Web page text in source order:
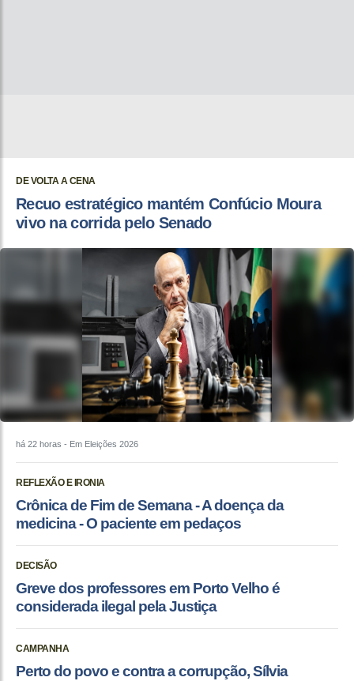
DE VOLTA A CENA
Recuo estratégico mantém Confúcio Moura
vivo na corrida pelo Senado
há 22 horas - Em Eleições 2026
REFLEXÃO E IRONIA
Crônica de Fim de Semana - A doença da
medicina - O paciente em pedaços
DECISÃO
Greve dos professores em Porto Velho é
considerada ilegal pela Justiça
CAMPANHA
Perto do povo e contra a corrupção, Sílvia